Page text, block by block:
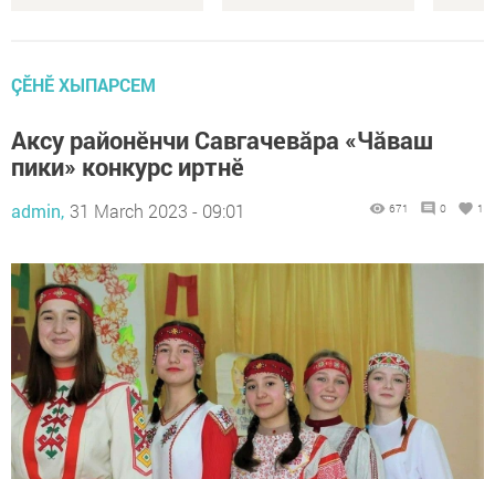
ÇӖНӖ ХЫПАРСЕМ
Аксу районӗнчи Савгачевăра «Чӑваш
пики» конкурс иртнӗ
admin, 31 March 2023 - 09:01 671 0 1